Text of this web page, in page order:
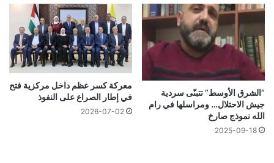
“الشرق الأوسط” تتبنّى سردية
جيش الاحتلال… ومراسلها في رام
الله نموذج صارخ
2025-09-18
معركة كسر عظم داخل مركزية فتح
في إطار الصراع على النفوذ
2026-07-02